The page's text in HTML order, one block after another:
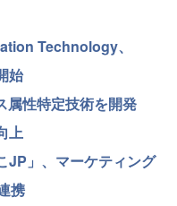
Technology、
始
属性特定技術を開発
上
JP」、マーケティング
携